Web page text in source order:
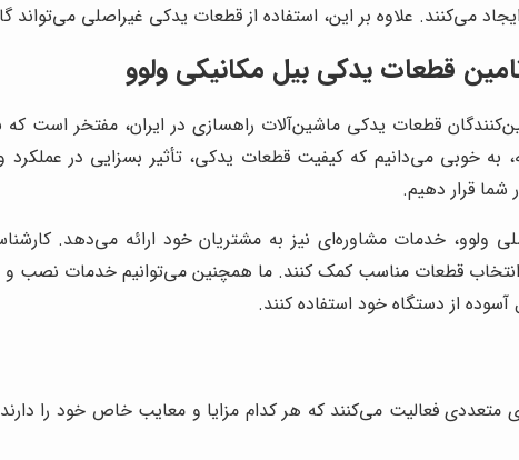
می‌کنند. علاوه بر این، استفاده از قطعات یدکی غیراصلی می‌تواند
قطعات یدکی بیل مکانیکی ولوو
قطعات یدکی ماشین‌آلات راهسازی در ایران، مفتخر است
به خوبی می‌دانیم که کیفیت قطعات یدکی، تأثیر بسزایی در
شما قرار دهیم.
ولوو، خدمات مشاوره‌ای نیز به مشتریان خود ارائه می‌دهد.
قطعات مناسب کمک کنند. ما همچنین می‌توانیم خدمات نصب و
از دستگاه خود استفاده کنند.
متعددی فعالیت می‌کنند که هر کدام مزایا و معایب خاص خود را